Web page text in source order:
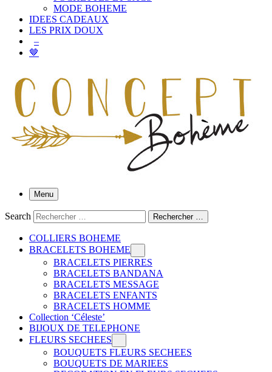
MODE BOHEME
IDEES CADEAUX
LES PRIX DOUX
–
🤎
Menu
Search Rechercher …
COLLIERS BOHEME
BRACELETS BOHEME
BRACELETS PIERRES
BRACELETS BANDANA
BRACELETS MESSAGE
BRACELETS ENFANTS
BRACELETS HOMME
Collection ‘Céleste’
BIJOUX DE TELEPHONE
FLEURS SECHEES
BOUQUETS FLEURS SECHEES
BOUQUETS DE MARIEES